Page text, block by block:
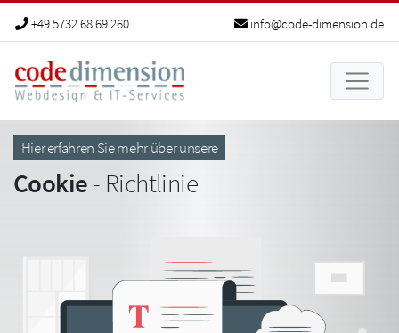
+49 5732 68 69 260 info@code-dimension.de
Hier erfahren Sie mehr über unsere
Cookie- Richtlinie